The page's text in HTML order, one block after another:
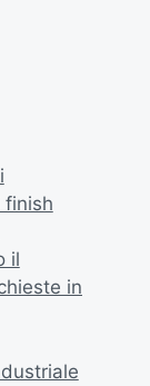
finish
il
in